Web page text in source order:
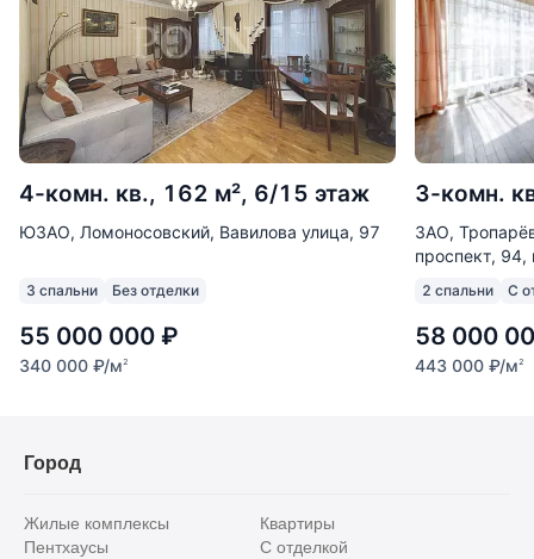
4-комн. кв., 162 м², 6/15 этаж
ЮЗАО, Ломоносовский, Вавилова улица, 97
3 спальни Без отделки
55 000 000 ₽
340 000 ₽/м2
3-комн.
ЗАО,
проспект, 94,
2 спальни С
58 000
443 000 ₽/м2
Город
Жилые комплексы
Квартиры
Пентхаусы
С отделкой